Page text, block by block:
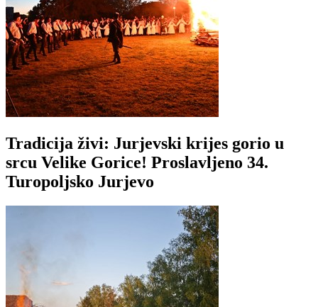
Tradicija živi: Jurjevski krijes gorio u
srcu Velike Gorice! Proslavljeno 34.
Turopoljsko Jurjevo